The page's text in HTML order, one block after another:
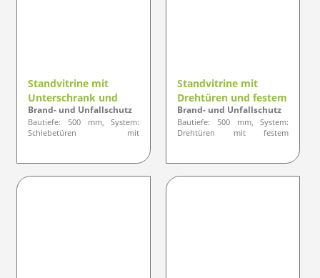
Standvitrine mit
Unterschrank und
Schiebetüren -
Designlinie ELEGANZ
Brand- und Unfallschutz
Bautiefe: 500 mm, System:
Schiebetüren mit
Ausführung
Standvitrine mit
Drehtüren und festem
Mittenteil - Designlinie
ELEGANZ
Brand- und Unfallschutz
Bautiefe: 500 mm, System:
Drehtüren mit festem